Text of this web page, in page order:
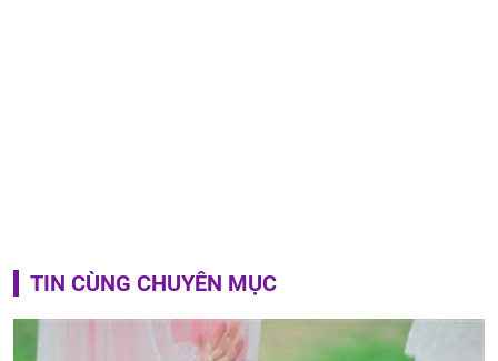
TIN CÙNG CHUYÊN MỤC